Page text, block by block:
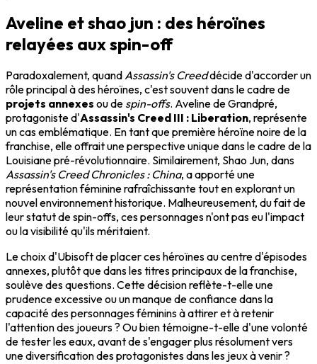
Aveline et shao jun : des héroïnes
relayées aux spin-off
Paradoxalement, quandAssassin's Creeddécide d'accorder un
rôle principal à des héroïnes, c'est souvent dans le cadre de
projets annexes ou de spin-offs. Aveline de Grandpré,
protagoniste d'Assassin's Creed III : Liberation, représente
un cas emblématique. En tant que première héroïne noire de la
franchise, elle offrait une perspective unique dans le cadre de la
Louisiane pré-révolutionnaire. Similairement, Shao Jun, dans
Assassin's Creed Chronicles : China, a apporté une
représentation féminine rafraîchissante tout en explorant un
nouvel environnement historique. Malheureusement, du fait de
leur statut de spin-offs, ces personnages n'ont pas eu l'impact
ou la visibilité qu'ils méritaient.
Le choix d'Ubisoft de placer ces héroïnes au centre d'épisodes
annexes, plutôt que dans les titres principaux de la franchise,
soulève des questions. Cette décision reflète-t-elle une
prudence excessive ou un manque de confiance dans la
capacité des personnages féminins à attirer et à retenir
l'attention des joueurs ? Ou bien témoigne-t-elle d'une volonté
de tester les eaux, avant de s'engager plus résolument vers
une diversification des protagonistes dans les jeux à venir ?